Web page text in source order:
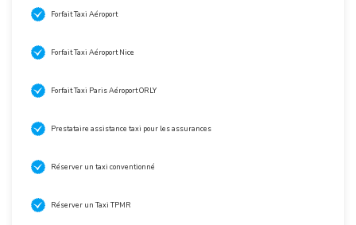
Forfait Taxi Aéroport
Forfait Taxi Aéroport Nice
Forfait Taxi Paris Aéroport ORLY
Prestataire assistance taxi pour les assurances
Réserver un taxi conventionné
Réserver un Taxi TPMR